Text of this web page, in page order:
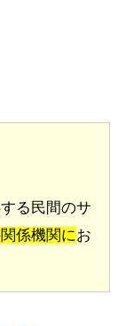
る民間のサ
係機関にお